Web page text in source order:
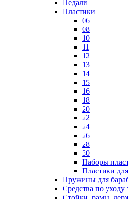
Педали
Пластики
06
08
10
11
12
13
14
15
16
18
20
22
24
26
28
30
Наборы
Пластики
Пружины для
Средства по уходу
Стойки, рамы,